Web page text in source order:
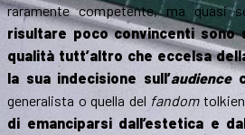
raramente competente, ma quasi
risultare poco convincenti sono
qualità tutt’altro che eccelsa
la sua indecisione sull’audience
generalista o quella del fandom
di emanciparsi dall’estetica e